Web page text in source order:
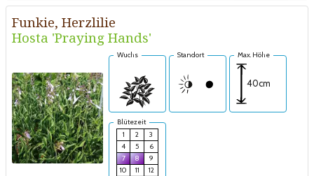
Funkie, Herzlilie
Hosta 'Praying Hands'
Wuchs Standort Max. Höhe
40cm
Blütezeit
1
2
3
4
5
6
7
8
9
10
11 12